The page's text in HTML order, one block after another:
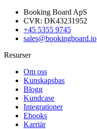
Booking Board ApS
CVR: DK43231952
+45 5355 9745
sales@bookingboard.io
Resurser
Om oss
Kunskapsbas
Blogg
Kundcase
Integrationer
Ebooks
Karriär